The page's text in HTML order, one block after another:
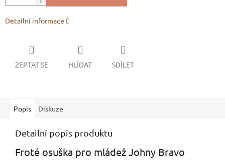
Detailní informace
ZEPTAT SE HLÍDAT SDÍLET
Popis Diskuze
Detailní popis produktu
Froté osuška pro mládež Johny Bravo